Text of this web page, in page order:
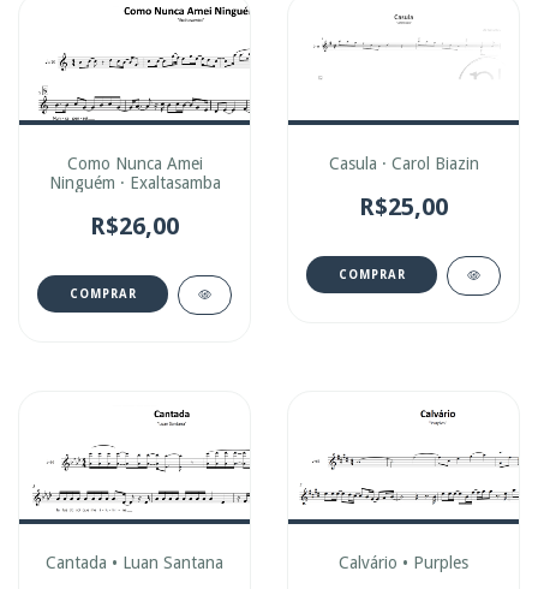
Como Nunca Amei
Ninguém · Exaltasamba
R$26,00
COMPRAR
Casula · Carol Biazin
R$25,00
COMPRAR
Cantada • Luan Santana Calvário • Purples